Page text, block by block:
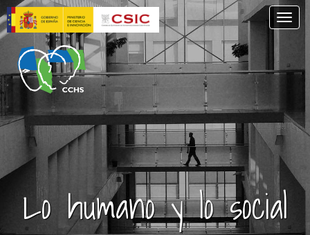
Pasar
al
contenido
principal
Lo humano y lo social